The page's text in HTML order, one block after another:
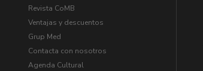
Revista CoMB
Ventajas y descuentos
Grup Med
Contacta con nosotros
Agenda Cultural